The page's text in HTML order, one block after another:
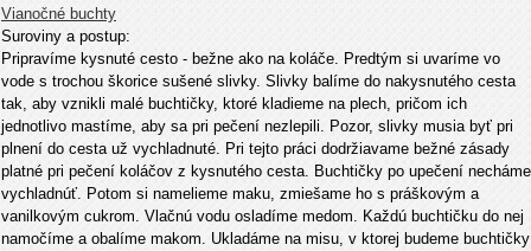
Vianočné buchty
Suroviny a postup:
Pripravíme kysnuté cesto - bežne ako na koláče. Predtým si uvaríme vo
vode s trochou škorice sušené slivky. Slivky balíme do nakysnutého cesta
tak, aby vznikli malé buchtičky, ktoré kladieme na plech, pričom ich
jednotlivo mastíme, aby sa pri pečení nezlepili. Pozor, slivky musia byť pri
plnení do cesta už vychladnuté. Pri tejto práci dodržiavame bežné zásady
platné pri pečení koláčov z kysnutého cesta. Buchtičky po upečení necháme
vychladnúť. Potom si namelieme maku, zmiešame ho s práškovým a
vanilkovým cukrom. Vlačnú vodu osladíme medom. Každú buchtičku do nej
namočíme a obalíme makom. Ukladáme na misu, v ktorej budeme buchtičky